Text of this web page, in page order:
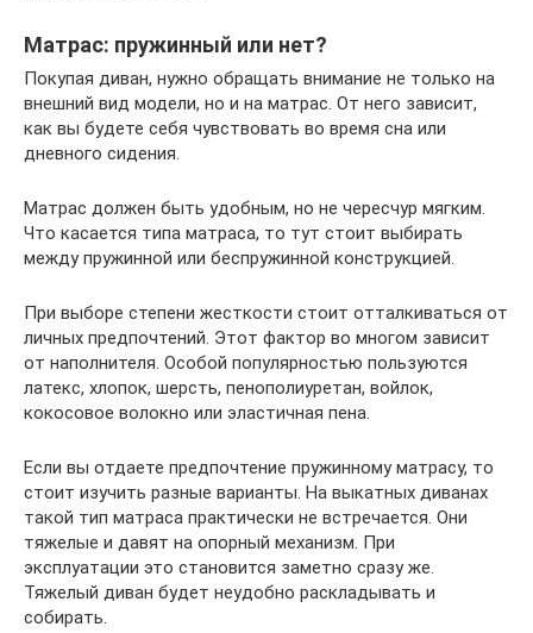
Матрас: пружинный или нет?
Покупая диван, нужно обращать внимание не только на
внешний вид модели, но и на матрас. От него зависит,
как вы будете себя чувствовать во время сна или
дневного сидения.
Матрас должен быть удобным, но не чересчур мягким.
Что касается типа матраса, то тут стоит выбирать
между пружинной или беспружинной конструкцией.
При выборе степени жесткости стоит отталкиваться от
личных предпочтений. Этот фактор во многом зависит
от наполнителя. Особой популярностью пользуются
латекс, хлопок, шерсть, пенополиуретан, войлок,
кокосовое волокно или эластичная пена.
Если вы отдаете предпочтение пружинному матрасу, то
стоит изучить разные варианты. На выкатных диванах
такой тип матраса практически не встречается. Они
тяжелые и давят на опорный механизм. При
эксплуатации это становится заметно сразу же.
Тяжелый диван будет неудобно раскладывать и
собирать.